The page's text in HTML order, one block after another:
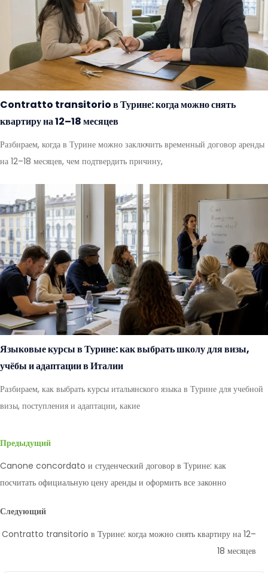
Contratto transitorio в Турине: когда можно снять
квартиру на 12–18 месяцев
Разбираем, когда в Турине можно заключить временный договор аренды
на 12–18 месяцев, чем подтвердить причину,
Языковые курсы в Турине: как выбрать школу для визы,
учёбы и адаптации в Италии
Разбираем, как выбрать курсы итальянского языка в Турине для учебной
визы, поступления и адаптации, какие
Предыдущий
Canone concordato и студенческий договор в Турине: как
посчитать официальную цену аренды и оформить все законно
Следующий
Contratto transitorio в Турине: когда можно снять квартиру на 12–
18 месяцев